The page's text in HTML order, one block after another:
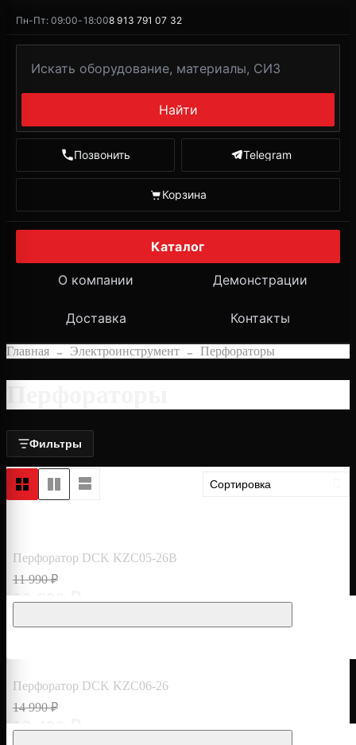
Пн-Пт: 09:00-18:008 913 791 07 32
Найти
Позвонить Telegram
Корзина
Каталог
О компании Демонстрации
Доставка Контакты
Главная Электроинструмент Перфораторы
Фильтры
Перфоратор DCK KZC05-26B
11 990 ₽
10 690 ₽
Перфоратор DCK KZC06-26
14 990 ₽
12 490 ₽